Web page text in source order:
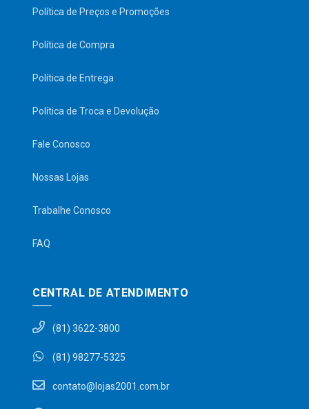
Política de Preços e Promoções
Política de Compra
Política de Entrega
Política de Troca e Devolução
Fale Conosco
Nossas Lojas
Trabalhe Conosco
FAQ
CENTRAL DE ATENDIMENTO
(81) 3622-3800
(81) 98277-5325
contato@lojas2001.com.br